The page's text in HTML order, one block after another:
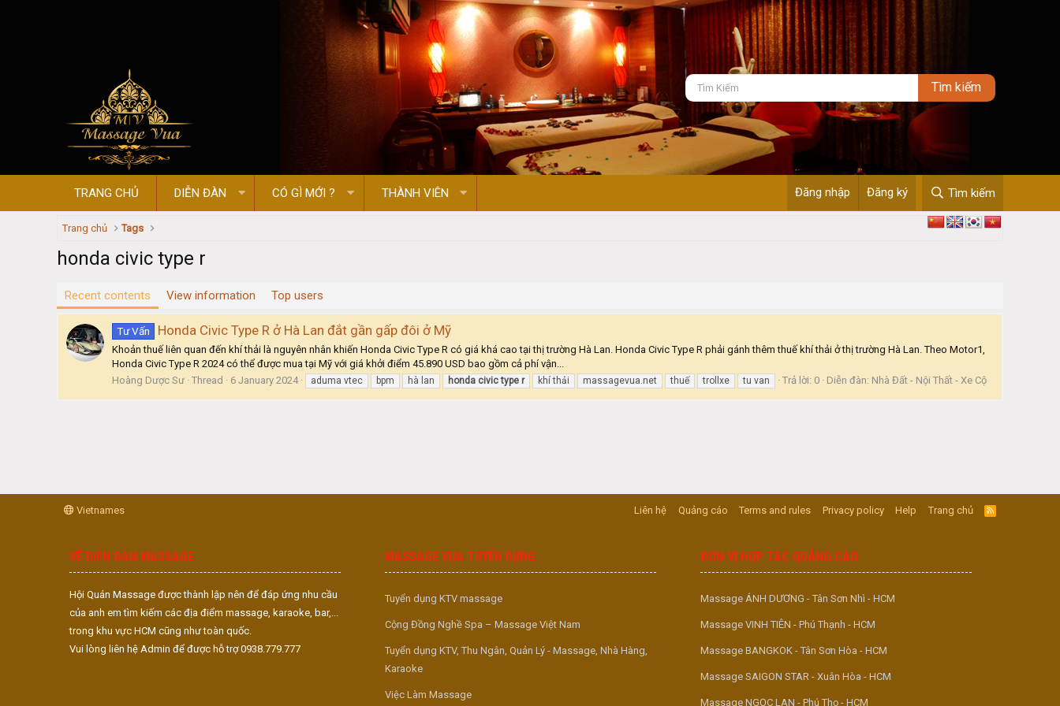
TRANG CHỦ DIỄN ĐÀN CÓ GÌ MỚI ? THÀNH VIÊN Đăng nhập Đăng ký Tìm kiếm
Trang chủ Tags
honda civic type r
Recent contents View information Top users
Tư Vấn Honda Civic Type R ở Hà Lan đắt gần gấp đôi ở Mỹ
Khoản thuế liên quan đến khí thải là nguyên nhân khiến Honda Civic Type R có giá khá cao tại thị trường Hà Lan. Honda Civic Type R phải gánh thêm thuế khí thải ở thị trường Hà Lan. Theo Motor1,
Honda Civic Type R 2024 có thể được mua tại Mỹ với giá khởi điểm 45.890 USD bao gồm cả phí vận...
Hoàng Dược Sư Thread 6 January 2024 aduma vtec bpm hà lan honda civic type r khí thải massagevua.net thuế trollxe tu van Trả lời: 0 Diễn đàn: Nhà Đất - Nội Thất - Xe Cộ
Vietnames Liên hệ Quảng cáo Terms and rules Privacy policy Help Trang chủ
R
S
VỀ DIỄN ĐÀN MASSAGE
Hội Quán Massage được thành lập nên để đáp ứng nhu cầu
của anh em tìm kiếm các địa điểm massage, karaoke, bar,...
trong khu vực HCM cũng như toàn quốc.
Vui lòng liên hệ Admin để được hỗ trợ 0938.779.777
MASSAGE VUA TUYỂN DỤNG
Tuyển dụng KTV massage
Cộng Đồng Nghề Spa – Massage Việt Nam
Tuyển dụng KTV, Thu Ngân, Quản Lý - Massage, Nhà Hàng,
Karaoke
Việc Làm Massage
ĐƠN VỊ HỢP TÁC QUẢNG CÁO
Massage ÁNH DƯƠNG - Tân Sơn Nhì - HCM
Massage VINH TIÊN - Phú Thạnh - HCM
Massage BANGKOK - Tân Sơn Hòa - HCM
Massage SAIGON STAR - Xuân Hòa - HCM
Massage NGỌC LAN - Phú Thọ - HCM